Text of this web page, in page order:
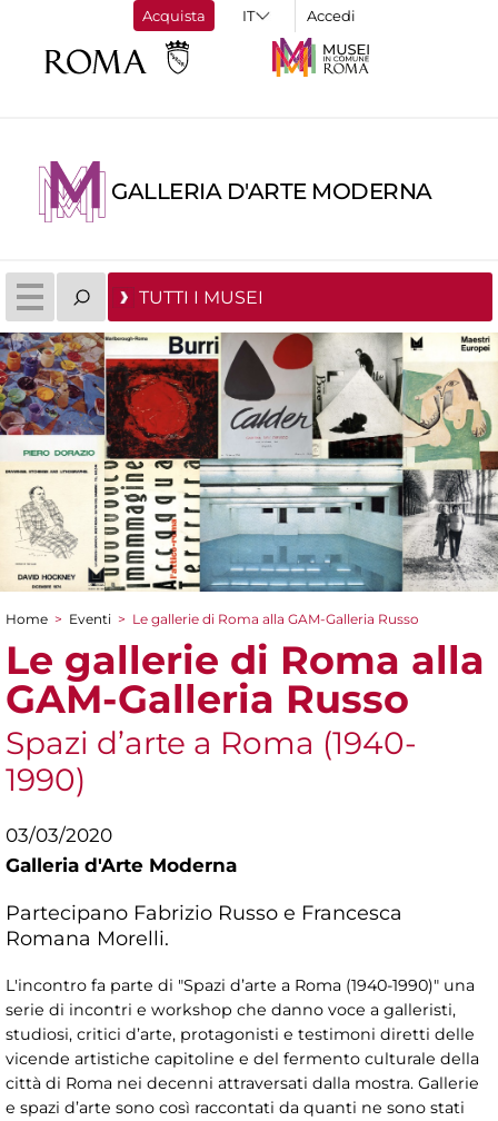
Acquista Accedi
GALLERIA D'ARTE MODERNA
TUTTI I MUSEI
Tu sei qui
Home > Eventi > Le gallerie di Roma alla GAM-Galleria Russo
Le gallerie di Roma alla
GAM-Galleria Russo
Spazi d’arte a Roma (1940-
1990)
03/03/2020
Galleria d'Arte Moderna
Partecipano Fabrizio Russo e Francesca
Romana Morelli.
L'incontro fa parte di "Spazi d’arte a Roma (1940-1990)" una
serie di incontri e workshop che danno voce a galleristi,
studiosi, critici d’arte, protagonisti e testimoni diretti delle
vicende artistiche capitoline e del fermento culturale della
città di Roma nei decenni attraversati dalla mostra. Gallerie
e spazi d’arte sono così raccontati da quanti ne sono stati